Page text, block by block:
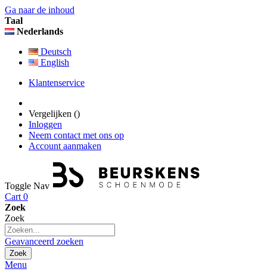
Ga naar de inhoud
Taal
Nederlands
Deutsch
English
Klantenservice
Vergelijken ()
Inloggen
Neem contact met ons op
Account aanmaken
Toggle Nav
Cart 0
Zoek
Zoek
Geavanceerd zoeken
Zoek
Menu